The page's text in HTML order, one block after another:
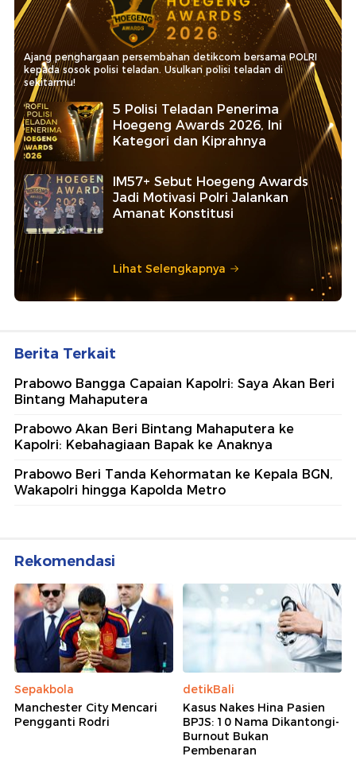
Ajang penghargaan persembahan detikcom bersama POLRI
kepada sosok polisi teladan. Usulkan polisi teladan di
sekitarmu!
5 Polisi Teladan Penerima
Hoegeng Awards 2026, Ini
Kategori dan Kiprahnya
IM57+ Sebut Hoegeng Awards
Jadi Motivasi Polri Jalankan
Amanat Konstitusi
Lihat Selengkapnya
Berita Terkait
Prabowo Bangga Capaian Kapolri: Saya Akan Beri
Bintang Mahaputera
Prabowo Akan Beri Bintang Mahaputera ke
Kapolri: Kebahagiaan Bapak ke Anaknya
Prabowo Beri Tanda Kehormatan ke Kepala BGN,
Wakapolri hingga Kapolda Metro
Rekomendasi
Sepakbola
Manchester City Mencari
Pengganti Rodri
detikBali
Kasus Nakes Hina Pasien
BPJS: 10 Nama Dikantongi-
Burnout Bukan
Pembenaran